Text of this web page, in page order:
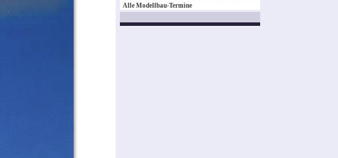
Alle Modellbau-Termine